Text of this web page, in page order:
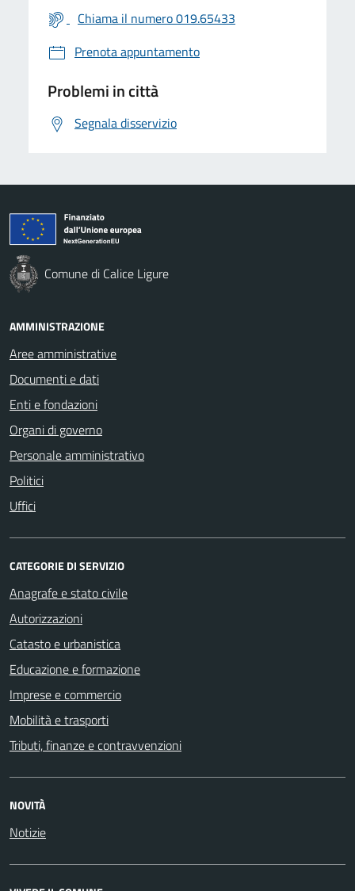
Chiama il numero 019.65433
Prenota appuntamento
Problemi in città
Segnala disservizio
Comune di Calice Ligure
AMMINISTRAZIONE
Aree amministrative
Documenti e dati
Enti e fondazioni
Organi di governo
Personale amministrativo
Politici
Uffici
CATEGORIE DI SERVIZIO
Anagrafe e stato civile
Autorizzazioni
Catasto e urbanistica
Educazione e formazione
Imprese e commercio
Mobilità e trasporti
Tributi, finanze e contravvenzioni
NOVITÀ
Notizie